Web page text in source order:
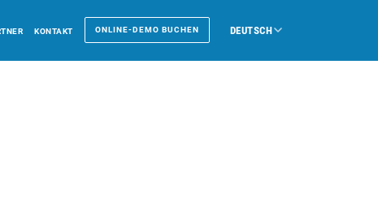
KONTAKT ONLINE-DEMO BUCHEN DEUTSCH